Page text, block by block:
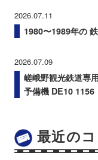
2026.07.11
1980〜1989年の
2026.07.09
嵯峨野観光鉄道専
予備機 DE10 1156
最近の